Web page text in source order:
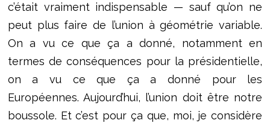
c’était vraiment indispensable — sauf qu’on ne
peut plus faire de l’union à géométrie variable.
On a vu ce que ça a donné, notamment en
termes de conséquences pour la présidentielle,
on a vu ce que ça a donné pour les
Européennes. Aujourd’hui, l’union doit être notre
boussole. Et c’est pour ça que, moi, je considère